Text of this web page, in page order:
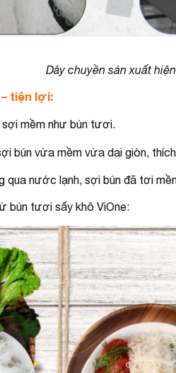
Dây chuyền sản xuất
tiện lợi:
sợi mềm như bún tươi.
bún vừa mềm vừa dai giòn,
qua nước lạnh, sợi bún đã tơi
bún tươi sấy khô ViOne: